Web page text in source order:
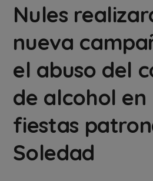
Nules
nueva
el abuso del
de alcohol en
fiestas
Soledad